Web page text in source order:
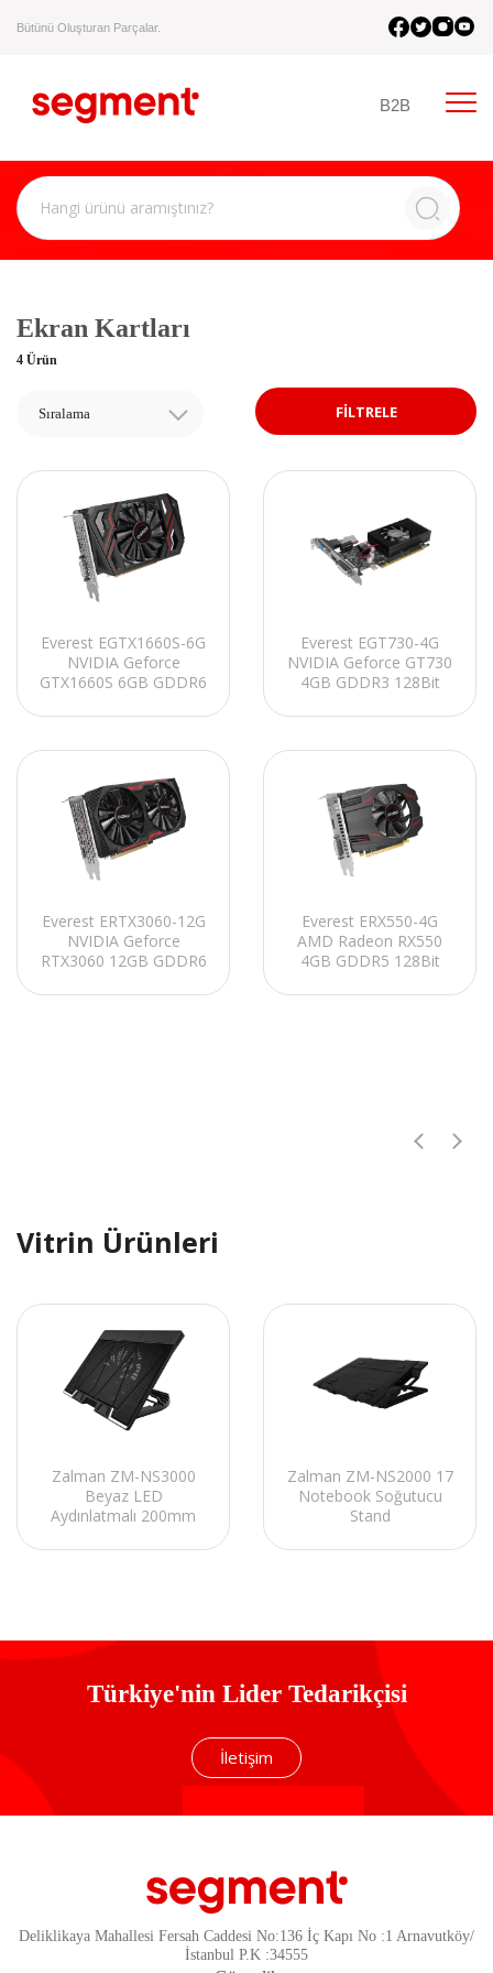
Bütünü Oluşturan Parçalar.
B2B
Ekran Kartları
FİLTRELE
4 Ürün
Sıralama
Everest EGTX1660S-6G
NVIDIA Geforce
GTX1660S 6GB GDDR6
1*VGA-1*DVI Tek Fanlı
Everest EGT730-4G
NVIDIA Geforce GT730
4GB GDDR3 128Bit
Tek Fanlı Ekran Kartı
Everest ERTX3060-12G
NVIDIA Geforce
RTX3060 12GB GDDR6
1*HDMI Çift Fanlı
Everest ERX550-4G
AMD Radeon RX550
4GB GDDR5 128Bit
Tek Fanlı Ekran Kartı
Vitrin Ürünleri
Zalman ZM-NS3000
Beyaz LED
Aydınlatmalı 200mm
Soğutucu Stand
Zalman ZM-NS2000 17
Notebook Soğutucu
Stand
Türkiye'nin Lider Tedarikçisi
İletişim
Deliklikaya Mahallesi Fersah Caddesi No:136 İç Kapı No :1 Arnavutköy/
İstanbul P.K :34555